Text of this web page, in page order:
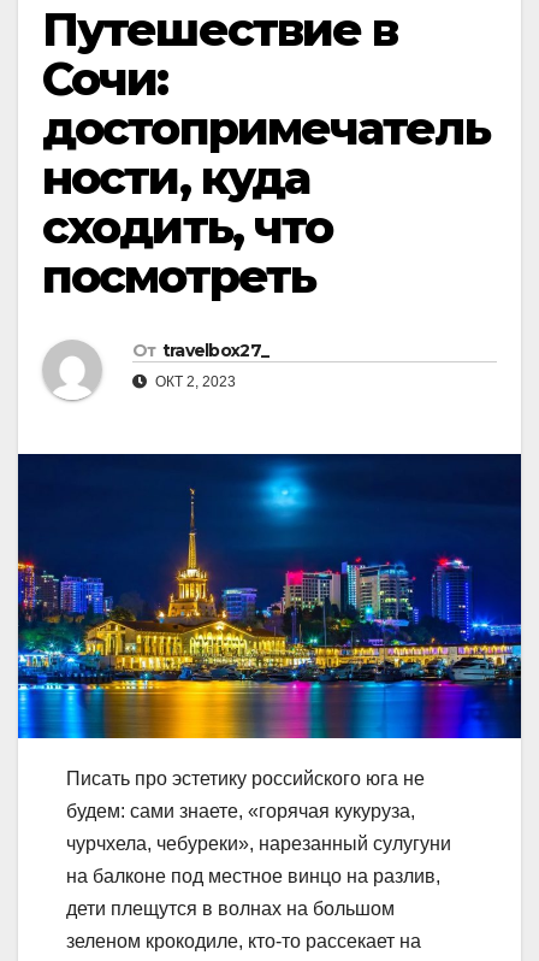
Путешествие в
Сочи:
достопримечатель
ности, куда
сходить, что
посмотреть
От travelbox27_
ОКТ 2, 2023
Писать про эстетику российского юга не
будем: сами знаете, «горячая кукуруза,
чурчхела, чебуреки», нарезанный сулугуни
на балконе под местное винцо на разлив,
дети плещутся в волнах на большом
зеленом крокодиле, кто-то рассекает на